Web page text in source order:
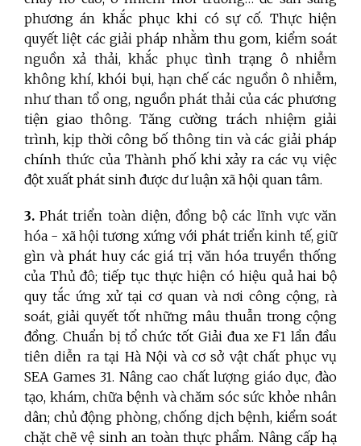
phương án khắc phục khi có sự cố. Thực hiện
quyết liệt các giải pháp nhằm thu gom, kiểm soát
nguồn xả thải, khắc phục tình trạng ô nhiễm
không khí, khói bụi, hạn chế các nguồn ô nhiễm,
như than tổ ong, nguồn phát thải của các phương
tiện giao thông. Tăng cường trách nhiệm giải
trình, kịp thời công bố thông tin và các giải pháp
chính thức của Thành phố khi xảy ra các vụ việc
đột xuất phát sinh được dư luận xã hội quan tâm.
3. Phát triển toàn diện, đồng bộ các lĩnh vực văn
hóa - xã hội tương xứng với phát triển kinh tế, giữ
gìn và phát huy các giá trị văn hóa truyền thống
của Thủ đô; tiếp tục thực hiện có hiệu quả hai bộ
quy tắc ứng xử tại cơ quan và nơi công cộng, rà
soát, giải quyết tốt những mâu thuẫn trong cộng
đồng. Chuẩn bị tổ chức tốt Giải đua xe F1 lần đầu
tiên diễn ra tại Hà Nội và cơ sở vật chất phục vụ
SEA Games 31. Nâng cao chất lượng giáo dục, đào
tạo, khám, chữa bệnh và chăm sóc sức khỏe nhân
dân; chủ động phòng, chống dịch bệnh, kiểm soát
chặt chẽ vệ sinh an toàn thực phẩm. Nâng cấp hạ